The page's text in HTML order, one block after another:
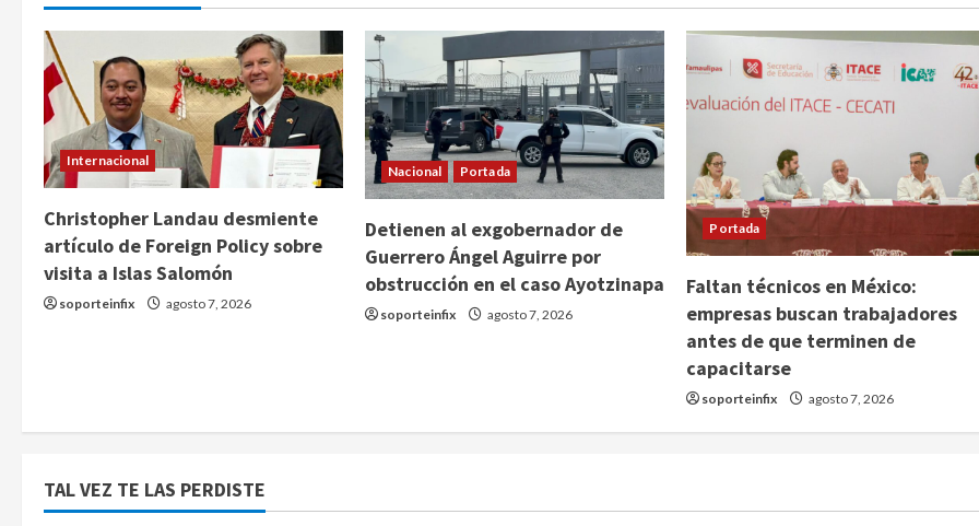
Internacional
Christopher Landau desmiente
artículo de Foreign Policy sobre
visita a Islas Salomón
soporteinfix agosto 7, 2026
Nacional Portada
Detienen al exgobernador de
Guerrero Ángel Aguirre por
obstrucción en el caso Ayotzinapa
soporteinfix agosto 7, 2026
Portada
Faltan técnicos en México:
empresas buscan trabajadores
antes de que terminen de
capacitarse
soporteinfix agosto 7, 2026
TAL VEZ TE LAS PERDISTE